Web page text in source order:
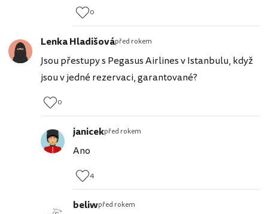
0
Lenka Hladišovápřed rokem
Jsou přestupy s Pegasus Airlines v Istanbulu, když
jsou v jedné rezervaci, garantované?
0
janicekpřed rokem
Ano
4
beliwpřed rokem